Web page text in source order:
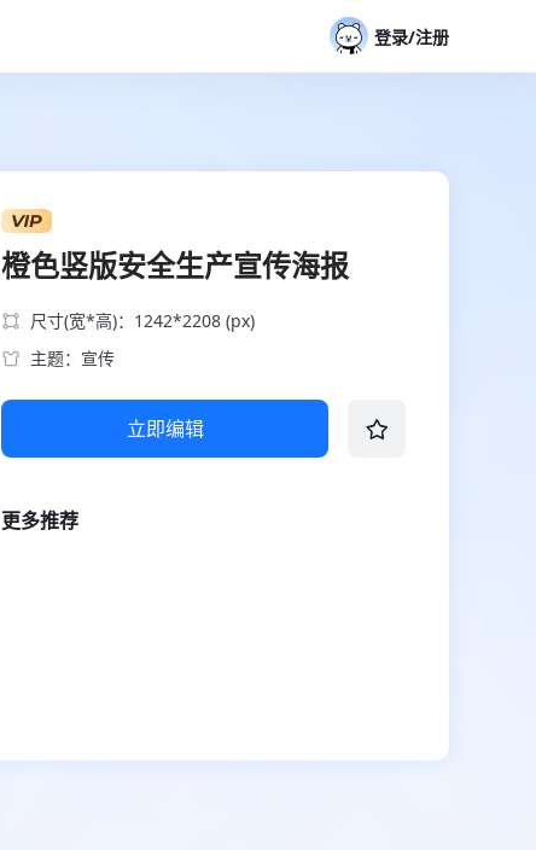
登录/注册
橙色竖版安全生产宣传海报
尺寸(宽*高)：1242*2208 (px)
主题：宣传
立即编辑
更多推荐